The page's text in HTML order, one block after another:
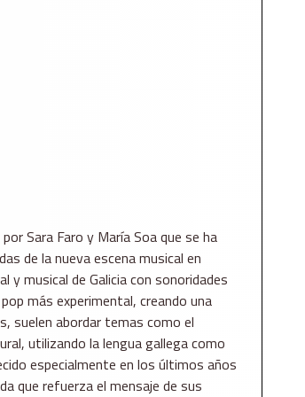
Sara Faro y María Soa que se ha
de la nueva escena musical en
y musical de Galicia con sonoridades
más experimental, creando una
suelen abordar temas como el
utilizando la lengua gallega como
especialmente en los últimos años
que refuerza el mensaje de sus